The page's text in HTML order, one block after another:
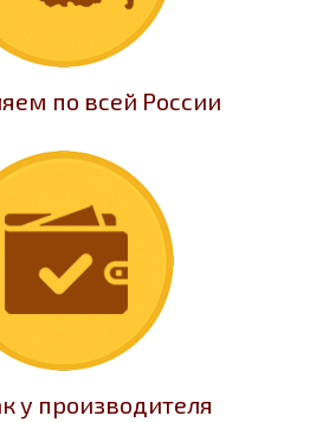
по всей России
у производителя